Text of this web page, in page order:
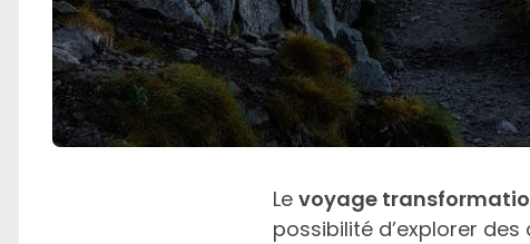
Le voyage
possibilité d’explorer